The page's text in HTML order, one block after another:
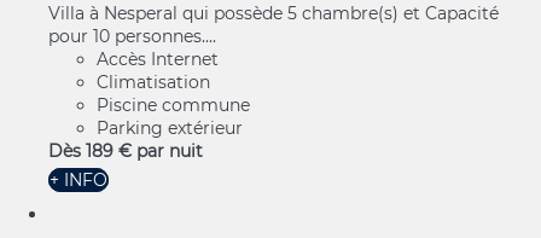
Villa à Nesperal qui possède 5 chambre(s) et Capacité
pour 10 personnes....
Accès Internet
Climatisation
Piscine commune
Parking extérieur
Dès 189 € par nuit
+ INFO